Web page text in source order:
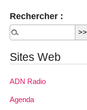
Rechercher :
Sites Web
ADN Radio
Agenda